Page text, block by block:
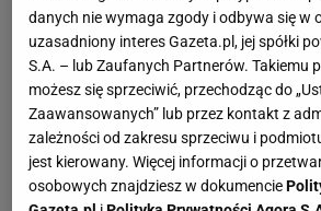
danych nie wymaga zgody i odbywa się w
uzasadniony interes Gazeta.pl, jej spółki
S.A. – lub Zaufanych Partnerów. Takiemu
możesz się sprzeciwić, przechodząc do
Zaawansowanych” lub przez kontakt z
zależności od zakresu sprzeciwu i
jest kierowany. Więcej informacji o
osobowych znajdziesz w dokumencie